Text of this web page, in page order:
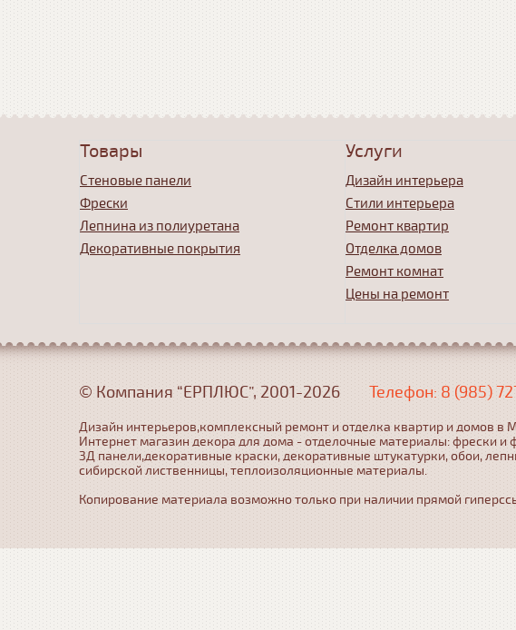
Товары
Стеновые панели
Фрески
Лепнина из полиуретана
Декоративные покрытия
Услуги
Дизайн интерьера
Стили интерьера
Ремонт квартир
Отделка домов
Ремонт комнат
Цены на ремонт
© Компания “ЕРПЛЮС”, 2001-2026 Телефон: 8 (985)
Дизайн интерьеров,комплексный ремонт и отделка квартир и домов в
Интернет магазин декора для дома - отделочные материалы: фрески
3Д панели,декоративные краски, декоративные штукатурки, обои,
сибирской лиственницы, теплоизоляционные материалы.
Копирование материала возможно только при наличии прямой